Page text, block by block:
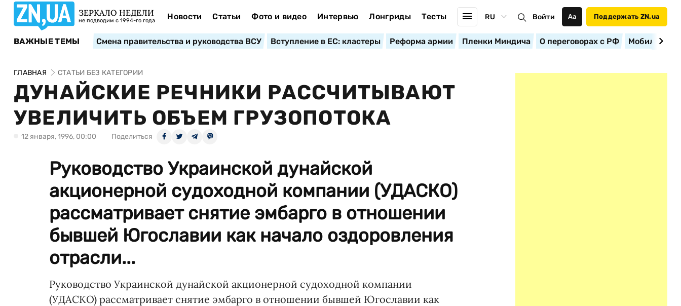
ЗЕРКАЛО НЕДЕЛИ
не подводим с 1994-го года Новости Статьи Фото и видео Интервью Лонгриды Тесты RU Войти Аа Поддержать ZN.ua
ВАЖНЫЕ ТЕМЫ Смена правительства и руководства ВСУ Вступление в ЕС: кластеры Реформа армии Пленки Миндича О переговорах с РФ
ГЛАВНАЯ СТАТЬИ БЕЗ КАТЕГОРИИ
ДУНАЙСКИЕ РЕЧНИКИ РАССЧИТЫВАЮТ
УВЕЛИЧИТЬ ОБЪЕМ ГРУЗОПОТОКА
12 января, 1996, 00:00 Поделиться
Руководство Украинской дунайской
акционерной судоходной компании (УДАСКО)
рассматривает снятие эмбарго в отношении
бывшей Югославии как начало оздоровления
отрасли...
Руководство Украинской дунайской акционерной судоходной компании
(УДАСКО) рассматривает снятие эмбарго в отношении бывшей Югославии как